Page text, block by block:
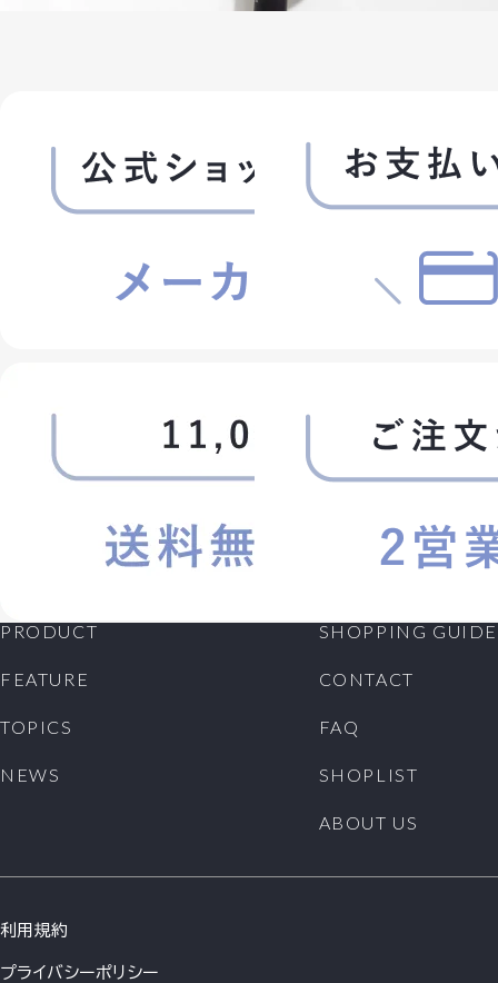
PRODUCT
FEATURE
TOPICS
NEWS
SHOPPING GUIDE
CONTACT
FAQ
SHOPLIST
ABOUT US
利用規約
プライバシーポリシー